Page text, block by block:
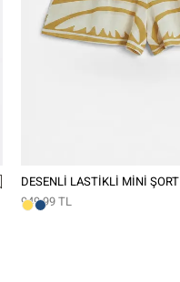
DESENLI LASTIKLI MINI ŞORT
949,99 TL